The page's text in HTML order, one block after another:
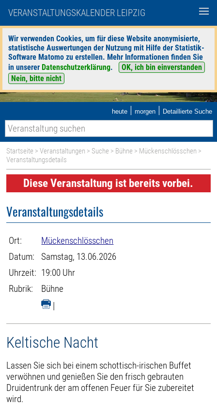
VERANSTALTUNGSKALENDER LEIPZIG
Wir verwenden Cookies, um für diese Website anonymisierte,
statistische Auswertungen der Nutzung mit Hilfe der Statistik-
Software Matomo zu erstellen. Mehr Informationen finden Sie
in unserer Datenschutzerklärung.
OK, ich bin einverstanden
Nein, bitte nicht
heute | morgen | Detaillierte Suche
Startseite >Veranstaltungen > Suche > Bühne > Mückenschlösschen >
Veranstaltungsdetails
Diese Veranstaltung ist bereits vorbei.
Veranstaltungsdetails
Ort:
Mückenschlösschen
Datum:
Samstag, 13.06.2026
Uhrzeit: 19:00 Uhr
Rubrik:
Bühne
|
Keltische Nacht
Lassen Sie sich bei einem schottisch-irischen Buffet
verwöhnen und genießen Sie den frisch gebrauten
Druidentrunk der am offenen Feuer für Sie zubereitet
wird.